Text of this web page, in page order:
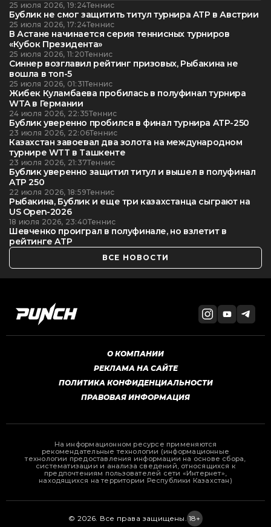
25 июля 2026, 19:24Теннис
Бублик не смог защитить титул турнира ATP в Австрии
25 июля 2026, 17:24Теннис
В Астане начинается серия теннисных турниров
«Кубок Президента»
25 июля 2026, 11:20Теннис
Синнер возглавил рейтинг призовых, Рыбакина не
вошла в топ-5
25 июля 2026, 01:31Теннис
Жибек Куламбаева пробилась в полуфинал турнира
WTA в Германии
24 июля 2026, 22:35Теннис
Бублик уверенно пробился в финал турнира ATP-250
23 июля 2026, 22:06Теннис
Казахстан завоевал два золота на международном
турнире WTT в Ташкенте
23 июля 2026, 21:37Теннис
Бублик уверенно защитил титул и вышел в полуфинал
ATP 250
22 июля 2026, 18:59Теннис
Рыбакина, Бублик и еще три казахстанца сыграют на
US Open-2026
18 июля 2026, 23:40Теннис
Шевченко проиграл в полуфинале, но взлетит в
рейтинге ATP
ВСЕ НОВОСТИ
О КОМПАНИИ
РЕКЛАМА НА САЙТЕ
ПОЛИТИКА КОНФИДЕНЦИАЛЬНОСТИ
ПРАВОВАЯ ИНФОРМАЦИЯ
На информационном ресурсе применяются
рекомендательные технологии (информационные
технологии предоставления информации на основе сбора,
систематизации и анализа сведений, относящихся к
предпочтениям пользователей сети «Интернет»,
находящихся на территории Республики Казахстан)
© 2026. Все права защищены. 18+